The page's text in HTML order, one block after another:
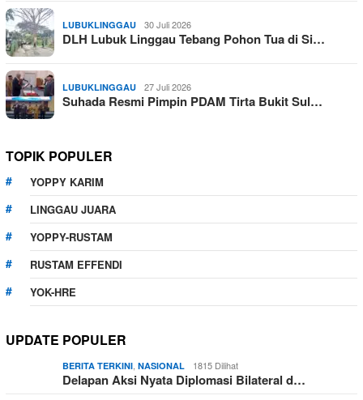
LUBUKLINGGAU 30 Juli 2026
DLH Lubuk Linggau Tebang Pohon Tua di Si…
LUBUKLINGGAU 27 Juli 2026
Suhada Resmi Pimpin PDAM Tirta Bukit Sul…
TOPIK POPULER
YOPPY KARIM
LINGGAU JUARA
YOPPY-RUSTAM
RUSTAM EFFENDI
YOK-HRE
UPDATE POPULER
BERITA TERKINI, NASIONAL 1815 Dilihat
Delapan Aksi Nyata Diplomasi Bilateral d…